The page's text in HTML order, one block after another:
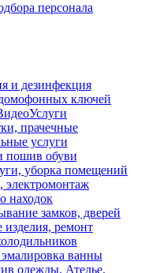
персонала
и дезинфекция
ключей
прачечные
услуги
пошив обуви
уборка помещений
электромонтаж
находок
замков, дверей
ремонт
эмалировка ванны
одежды. Ателье.